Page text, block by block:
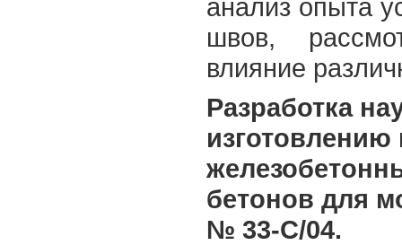
анализ опыта
швов,
влияние
Разработка
бетонов для
№ 33-С/04.